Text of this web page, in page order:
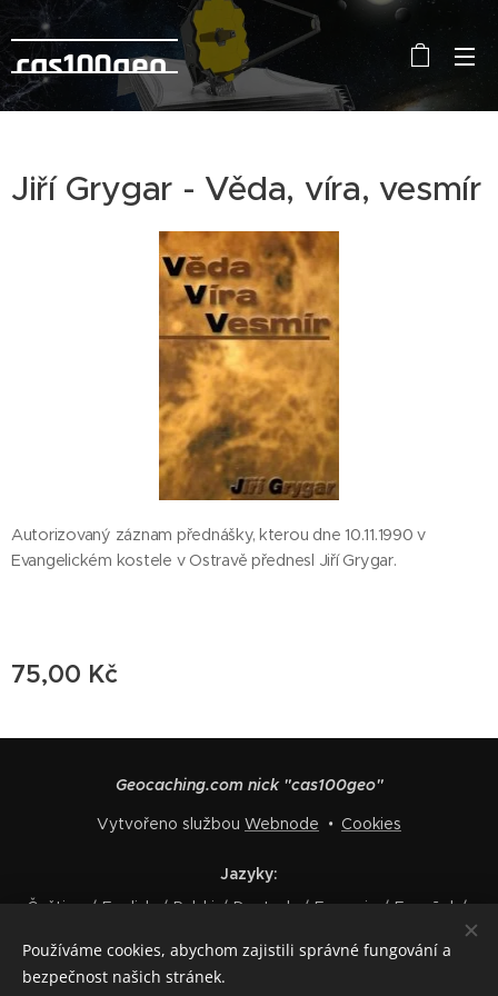
cas100geo
Jiří Grygar - Věda, víra, vesmír
Autorizovaný záznam přednášky, kterou dne 10.11.1990 v
Evangelickém kostele v Ostravě přednesl Jiří Grygar.
75,00 Kč
Geocaching.com nick "cas100geo"
Vytvořeno službou Webnode Cookies
Jazyky
Čeština
English Polski Deutsch Français
Español
Používáme cookies, abychom zajistili správné fungování a
bezpečnost našich stránek.